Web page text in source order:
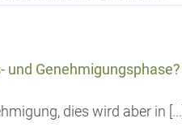
und Genehmigungsphase?
dies wird aber in [...]